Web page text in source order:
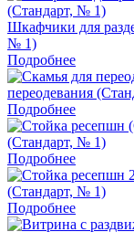
Шкафчики для
№ 1)
Подробнее
переодевания
Подробнее
(Стандарт, № 1)
Подробнее
(Стандарт, № 1)
Подробнее